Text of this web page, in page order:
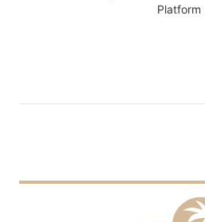
Platform